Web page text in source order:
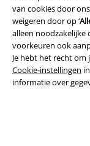
van cookies door
weigeren door op ‘
alleen noodzakelijke
voorkeuren ook
Je hebt het recht
Cookie-instellingen
informatie over
Privacyverklaring
Verklaring van
Informatie over